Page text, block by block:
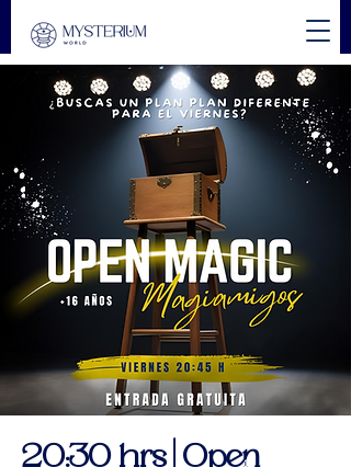
20:30 hrs | Open